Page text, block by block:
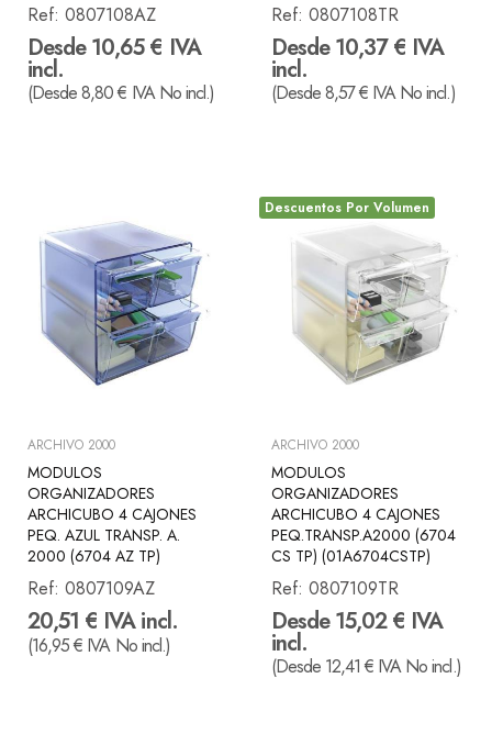
Ref: 0807108AZ
Desde 10,65 € IVA
incl.
(Desde 8,80 € IVA No incl.)
Ref: 0807108TR
Desde 10,37 € IVA
incl.
(Desde 8,57 € IVA No incl.)
ARCHIVO 2000
MODULOS
ORGANIZADORES
ARCHICUBO 4 CAJONES
PEQ. AZUL TRANSP. A.
2000 (6704 AZ TP)
Ref: 0807109AZ
20,51 € IVA incl.
(16,95 € IVA No incl.)
Descuentos Por Volumen
ARCHIVO 2000
MODULOS
ORGANIZADORES
ARCHICUBO 4 CAJONES
PEQ.TRANSP.A2000 (6704
CS TP) (01A6704CSTP)
Ref: 0807109TR
Desde 15,02 € IVA
incl.
(Desde 12,41 € IVA No incl.)